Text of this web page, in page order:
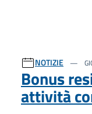
NOTIZIE
Bonus
attività